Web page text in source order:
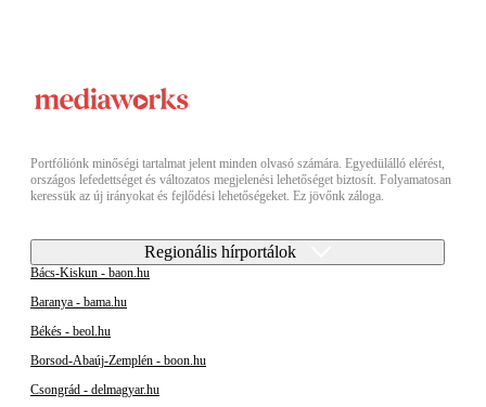
Portfóliónk minőségi tartalmat jelent minden olvasó számára. Egyedülálló elérést,
országos lefedettséget és változatos megjelenési lehetőséget biztosít. Folyamatosan
keressük az új irányokat és fejlődési lehetőségeket. Ez jövőnk záloga.
Regionális hírportálok
Bács-Kiskun - baon.hu
Baranya - bama.hu
Békés - beol.hu
Borsod-Abaúj-Zemplén - boon.hu
Csongrád - delmagyar.hu